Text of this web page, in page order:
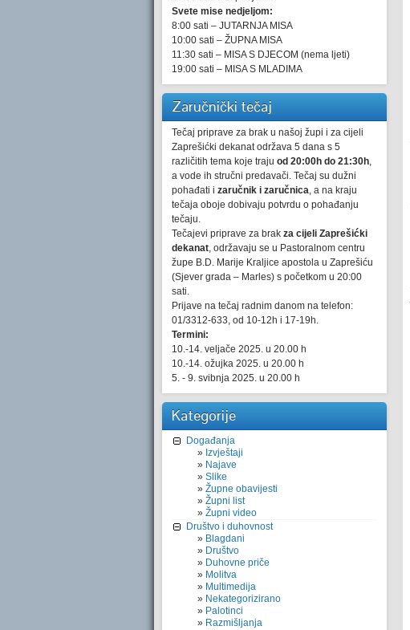
Svete mise nedjeljom:
8:00 sati – JUTARNJA MISA
10:00 sati – ŽUPNA MISA
11:30 sati – MISA S DJECOM (nema ljeti)
19:00 sati – MISA S MLADIMA
Zaručnički tečaj
Tečaj priprave za brak u našoj župi i za cijeli
Zaprešićki dekanat održava 5 dana s 5
različitih tema koje traju od 20:00h do 21:30h,
a vode ih stručni predavači. Tečaj su dužni
pohađati i zaručnik i zaručnica, a na kraju
tečaja oboje dobivaju potvrdu o pohađanju
tečaju.
Tečajevi priprave za brak za cijeli Zaprešićki
dekanat, održavaju se u Pastoralnom centru
župe B.D. Marije Kraljice apostola u Zaprešiću
(Sjever grada – Marles) s početkom u 20:00
sati.
Prijave na tečaj radnim danom na telefon:
01/3312-633, od 10-12h i 17-19h.
Termini:
10.-14. veljače 2025. u 20.00 h
10.-14. ožujka 2025. u 20.00 h
5. - 9. svibnja 2025. u 20.00 h
Kategorije
Događanja
Izvještaji
Najave
Slike
Župne obavijesti
Župni list
Župni video
Društvo i duhovnost
Blagdani
Društvo
Duhovne priče
Molitva
Multimedija
Nekategorizirano
Palotinci
Razmišljanja